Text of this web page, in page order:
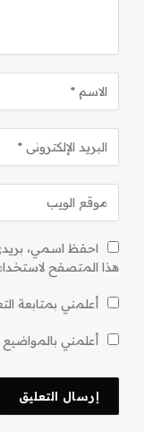
احفظ اسمي، بريدي
هذا المتصفح
أعلمني بمتابعة
أعلمني بالمواضيع